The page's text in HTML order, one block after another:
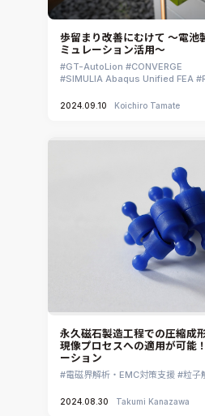
Simcenter 3D Acoustics
Rocky
CATIA V5 Analysis
3DEXPERIENCE SIMULIA
DEP MeshWorks
Ansys Granta MI
Ansys Granta Selector
歩留まり改善にむけて ～電池
ミュレーション活用～
GT-AutoLion
CONVERGE
SIMULIA Abaqus Unified FEA
2024.09.10 Koichiro Tamate
永久磁石製造工程での圧縮成
現像プロセスへの適用が可能
ーション
電磁界解析・EMC対策支援 粒子
2024.08.30 Takumi Kanazawa